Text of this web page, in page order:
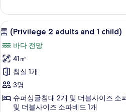
adults
and
1
child)
사
진
모
두
수
영
장
전
망
(2
adults
and
child)
자
룸
(Privilege
2
adults
and
1
child)
11
룸 (Privilege 2 adults and 1 child)
바다 전망
41㎡
침실 1개
3명
슈퍼싱글침대 2개 및 더블사이즈 소
및 더블사이즈 소파베드 1개